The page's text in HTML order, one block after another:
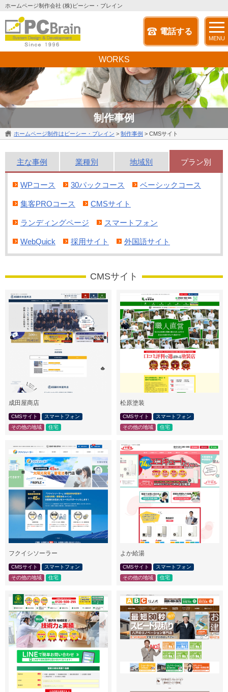
ホームページ制作会社 (株)ピーシー・ブレイン
電話する
MENU
制作事例
WORKS
ホームページ制作はピーシー・ブレイン > 制作事例 > CMSサイト
主な事例 業種別 地域別 プラン別
WPコース 30パックコース ベーシックコース
集客PROコース CMSサイト
ランディングページ スマートフォン
WebQuick 採用サイト 外国語サイト
CMSサイト
成田屋商店
CMSサイト
スマートフォン
その他の地域
住宅
松原塗装
CMSサイト
スマートフォン
その他の地域
住宅
フクイシソーラー
CMSサイト
スマートフォン
その他の地域
住宅
よか給湯
CMSサイト
スマートフォン
その他の地域
住宅